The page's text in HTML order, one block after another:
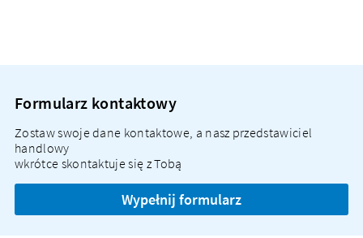
Formularz kontaktowy
Zostaw swoje dane kontaktowe, a nasz przedstawiciel
handlowy
wkrótce skontaktuje się z Tobą
Wypełnij formularz